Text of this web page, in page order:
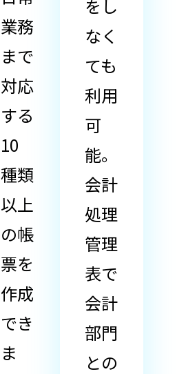
業務
まで
対応
する
10
種類
以上
の帳
票を
作成
でき
ま
をし
なく
ても
利用
可
能。
会計
処理
管理
表で
会計
部門
との